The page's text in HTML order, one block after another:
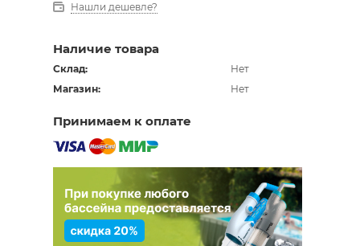
Нашли дешевле?
Наличие товара
Склад:
Нет
Магазин:
Нет
Принимаем к оплате